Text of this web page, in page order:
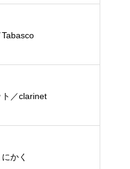
／clarinet
かく